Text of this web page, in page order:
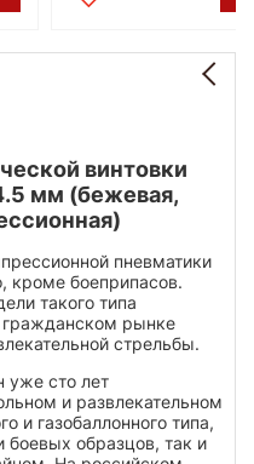
винтовки
мм (бежевая,
пневматики
кроме боеприпасов.
такого типа
гражданском рынке
стрельбы.
уже сто лет
и развлекательном
и газобаллонного типа,
боевых образцов, так и